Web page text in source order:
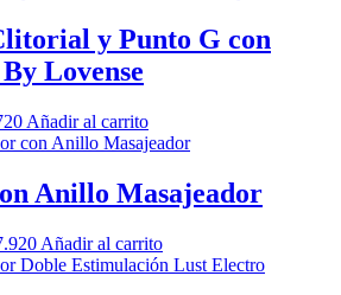
$ 159.920.y Punto G con
Lovense
El
precio
es:
$ 644.720.
Añadir al carrito
Anillo Masajeador
El
precio
Añadir al carrito